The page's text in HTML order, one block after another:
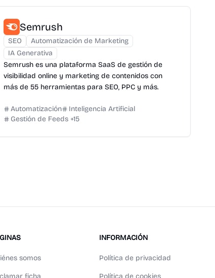
Semrush
SEO
Automatización de Marketing
IA Generativa
Semrush es una plataforma SaaS de gestión de
visibilidad online y marketing de contenidos con
más de 55 herramientas para SEO, PPC y más.
Automatización
Inteligencia Artificial
Gestión de Feeds +15
somos
INFORMACIÓN
Política de privacidad